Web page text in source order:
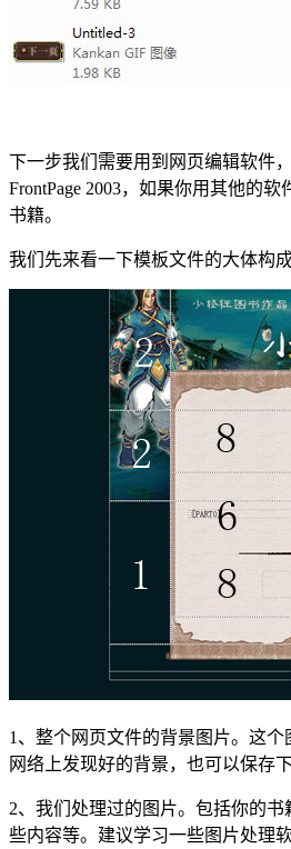
下一步我们需要用到网页编辑软件
FrontPage 2003，如果你用其他的
书籍。
我们先来看一下模板文件的大体构成
1、整个网页文件的背景图片。这
网络上发现好的背景，也可以保存下
2、我们处理过的图片。包括你的
些内容等。建议学习一些图片处理